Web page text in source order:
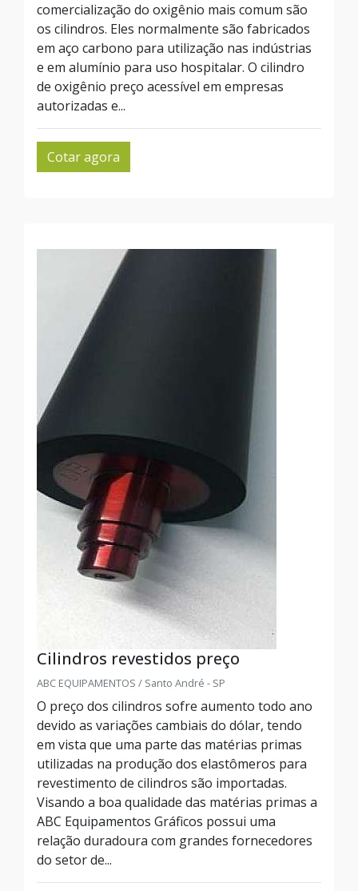
comercialização do oxigênio mais comum são
os cilindros. Eles normalmente são fabricados
em aço carbono para utilização nas indústrias
e em alumínio para uso hospitalar. O cilindro
de oxigênio preço acessível em empresas
autorizadas e...
Cotar agora
Cilindros revestidos preço
ABC EQUIPAMENTOS / Santo André - SP
O preço dos cilindros sofre aumento todo ano
devido as variações cambiais do dólar, tendo
em vista que uma parte das matérias primas
utilizadas na produção dos elastômeros para
revestimento de cilindros são importadas.
Visando a boa qualidade das matérias primas a
ABC Equipamentos Gráficos possui uma
relação duradoura com grandes fornecedores
do setor de...